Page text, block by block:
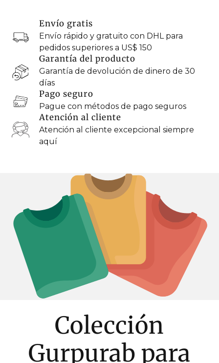
Envío gratis
Envío rápido y gratuito con DHL para
pedidos superiores a US$ 150
Garantía del producto
Garantía de devolución de dinero de 30
días
Pago seguro
Pague con métodos de pago seguros
Atención al cliente
Atención al cliente excepcional siempre
aquí
Colección
Gurpurab para